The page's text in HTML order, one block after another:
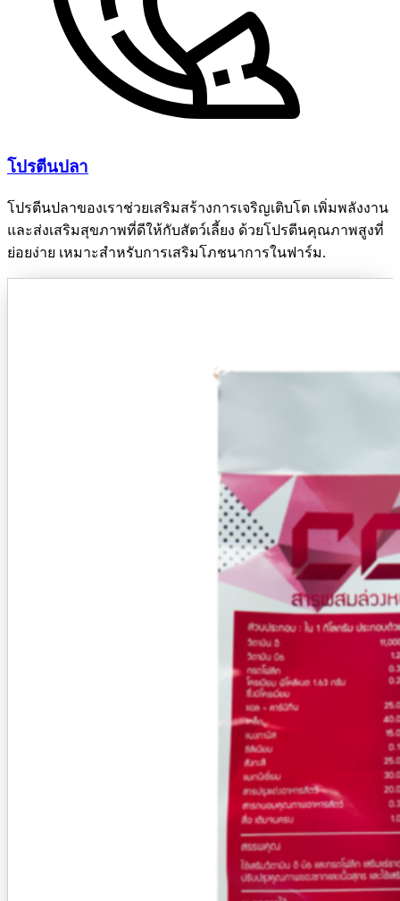
โปรตีนปลา
โปรตีนปลาของเราช่วยเสริมสร้างการเจริญเติบโต เพิ่มพลังงาน
และส่งเสริมสุขภาพที่ดีให้กับสัตว์เลี้ยง ด้วยโปรตีนคุณภาพสูงที่
ย่อยง่าย เหมาะสำหรับการเสริมโภชนาการในฟาร์ม.